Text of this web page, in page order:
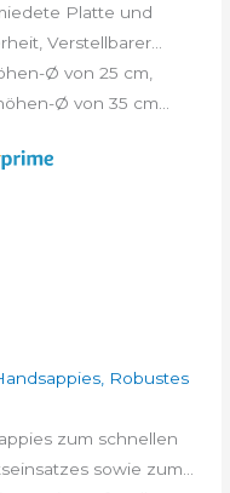
Platte und
Verstellbarer...
Ø von 25 cm,
Ø von 35 cm...
Robustes
zum schnellen
sowie zum...